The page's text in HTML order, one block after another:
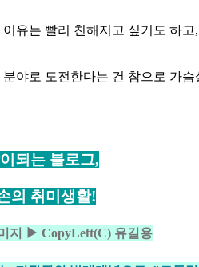
유는 빨리 친해지고 싶기도 하
야로 도전한다는 건 참으로 가
되는 블로그,
의 취미생활!
지 ▶ CopyLeft(C) 유길용